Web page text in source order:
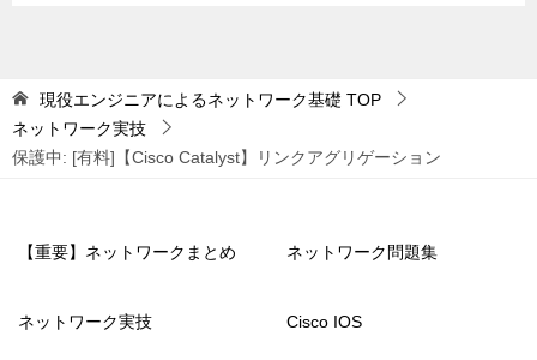
現役エンジニアによるネットワーク基礎 TOP
ネットワーク実技
保護中: [有料]【Cisco Catalyst】リンクアグリゲーション
【重要】ネットワークまとめ ネットワーク問題集
ネットワーク実技 Cisco IOS